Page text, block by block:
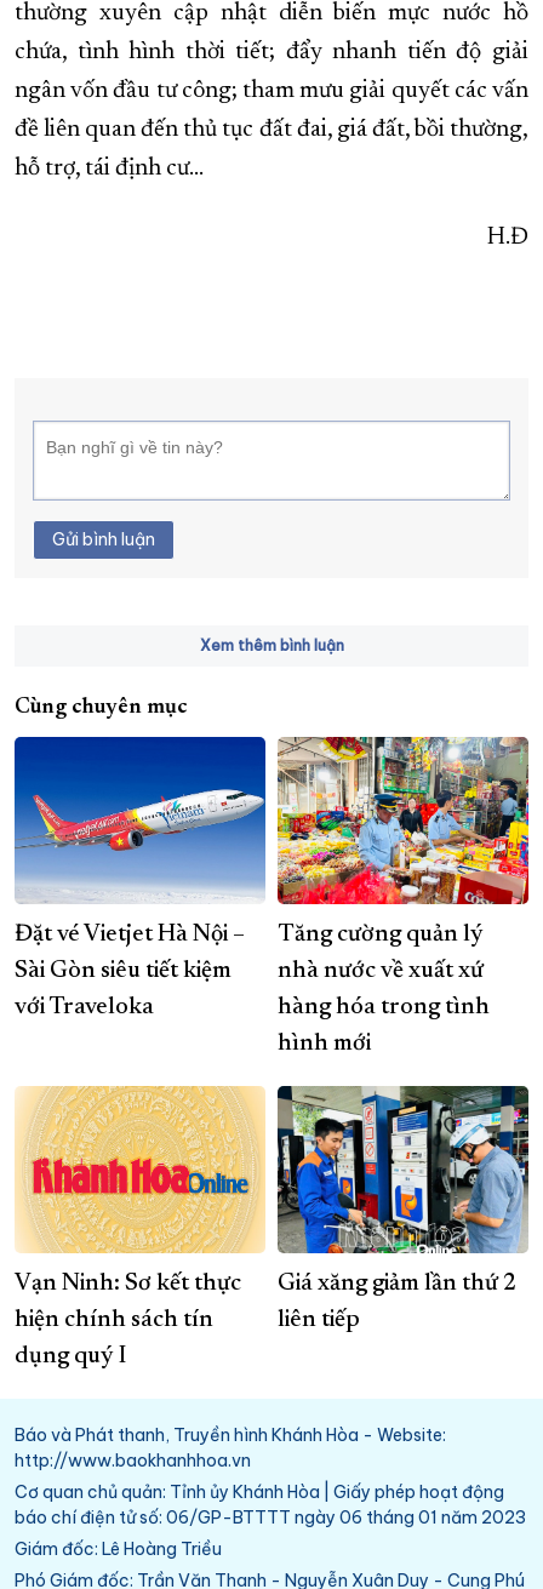
thường xuyên cập nhật diễn biến mực nước hồ
chứa, tình hình thời tiết; đẩy nhanh tiến độ giải
ngân vốn đầu tư công; tham mưu giải quyết các vấn
đề liên quan đến thủ tục đất đai, giá đất, bồi thường,
hỗ trợ, tái định cư...
H.Đ
Gửi bình luận
Xem thêm bình luận
Cùng chuyên mục
Đặt vé Vietjet Hà Nội –
Sài Gòn siêu tiết kiệm
với Traveloka
Tăng cường quản lý
nhà nước về xuất xứ
hàng hóa trong tình
hình mới
Vạn Ninh: Sơ kết thực
hiện chính sách tín
dụng quý I
Giá xăng giảm lần thứ 2
liên tiếp
Báo và Phát thanh, Truyền hình Khánh Hòa - Website:
http://www.baokhanhhoa.vn
Cơ quan chủ quản: Tỉnh ủy Khánh Hòa | Giấy phép hoạt động
báo chí điện tử số: 06/GP-BTTTT ngày 06 tháng 01 năm 2023
Giám đốc: Lê Hoàng Triều
Phó Giám đốc: Trần Văn Thanh - Nguyễn Xuân Duy - Cung Phú